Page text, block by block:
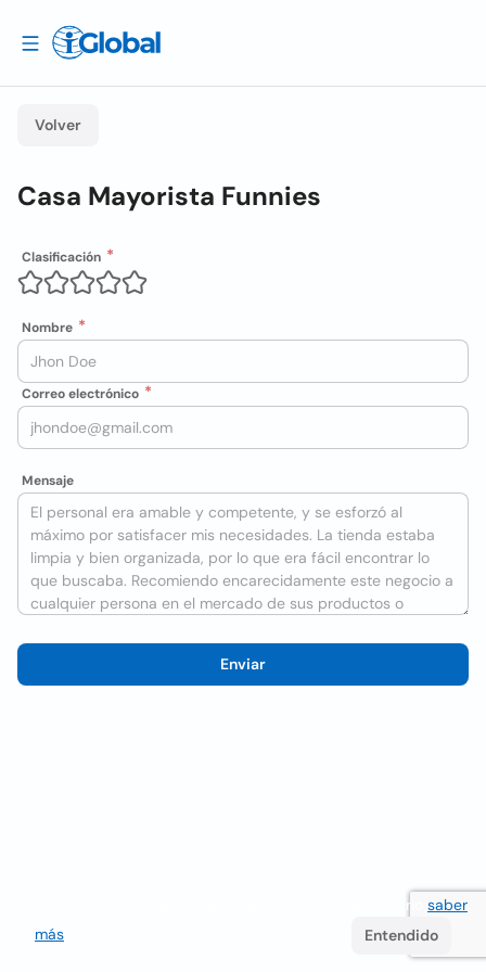
Volver
Casa Mayorista Funnies
Clasificación
Nombre
Correo electrónico
Mensaje
Enviar
Utilizamos cookies para mejorar la experiencia del usuario saber
más
Entendido